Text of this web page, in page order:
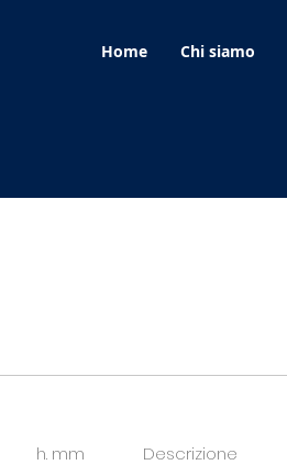
Home Chi siamo
h. mm
Descrizione